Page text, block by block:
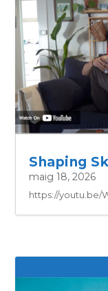
Shaping
maig 18, 2026
https://youtu.be/